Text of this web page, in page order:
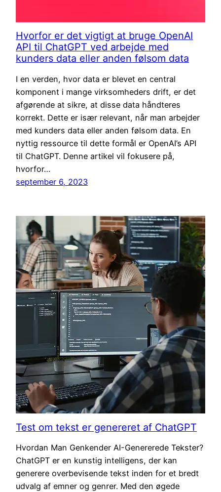
Hvorfor er det vigtigt at bruge OpenAI
API til ChatGPT ved arbejde med
kunders data eller anden følsom data
I en verden, hvor data er blevet en central
komponent i mange virksomheders drift, er det
afgørende at sikre, at disse data håndteres
korrekt. Dette er især relevant, når man arbejder
med kunders data eller anden følsom data. En
nyttig ressource til dette formål er OpenAI’s API
til ChatGPT. Denne artikel vil fokusere på,
hvorfor…
september 6, 2023
Test om tekst er genereret af ChatGPT
Hvordan Man Genkender AI-Genererede Tekster?
ChatGPT er en kunstig intelligens, der kan
generere overbevisende tekst inden for et bredt
udvalg af emner og genrer. Med den øgede